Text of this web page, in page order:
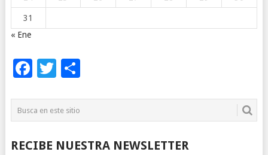
31
« Ene
Facebook
Twitter
Compartir
RECIBE NUESTRA NEWSLETTER